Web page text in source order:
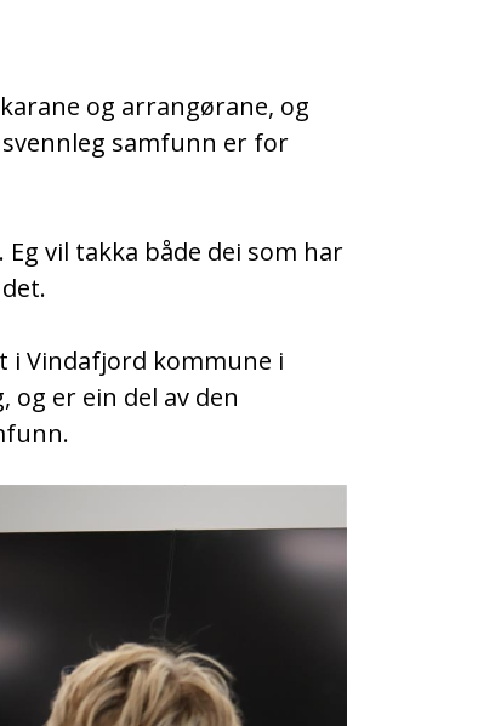
og arrangørane, og
samfunn er for
vil takka både dei som har
i Vindafjord kommune i
er ein del av den